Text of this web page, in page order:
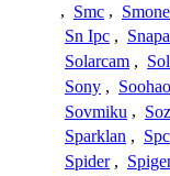
, Smc ,
Sn Ipc ,
Solarcam ,
Sony , Soohao
Sovmiku ,
Sparklan , Spc
Spider ,